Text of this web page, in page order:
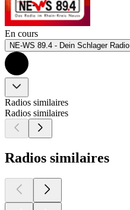
En cours
NE-WS 89.4 - Dein Schlager Radio
Radios similaires
Radios similaires
Radios similaires